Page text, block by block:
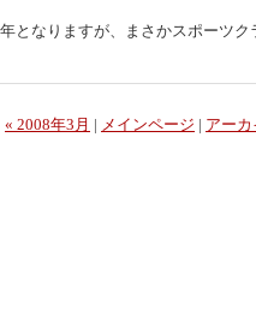
となりますが、まさかスポーツ
« 2008年3月 | メインページ | アー